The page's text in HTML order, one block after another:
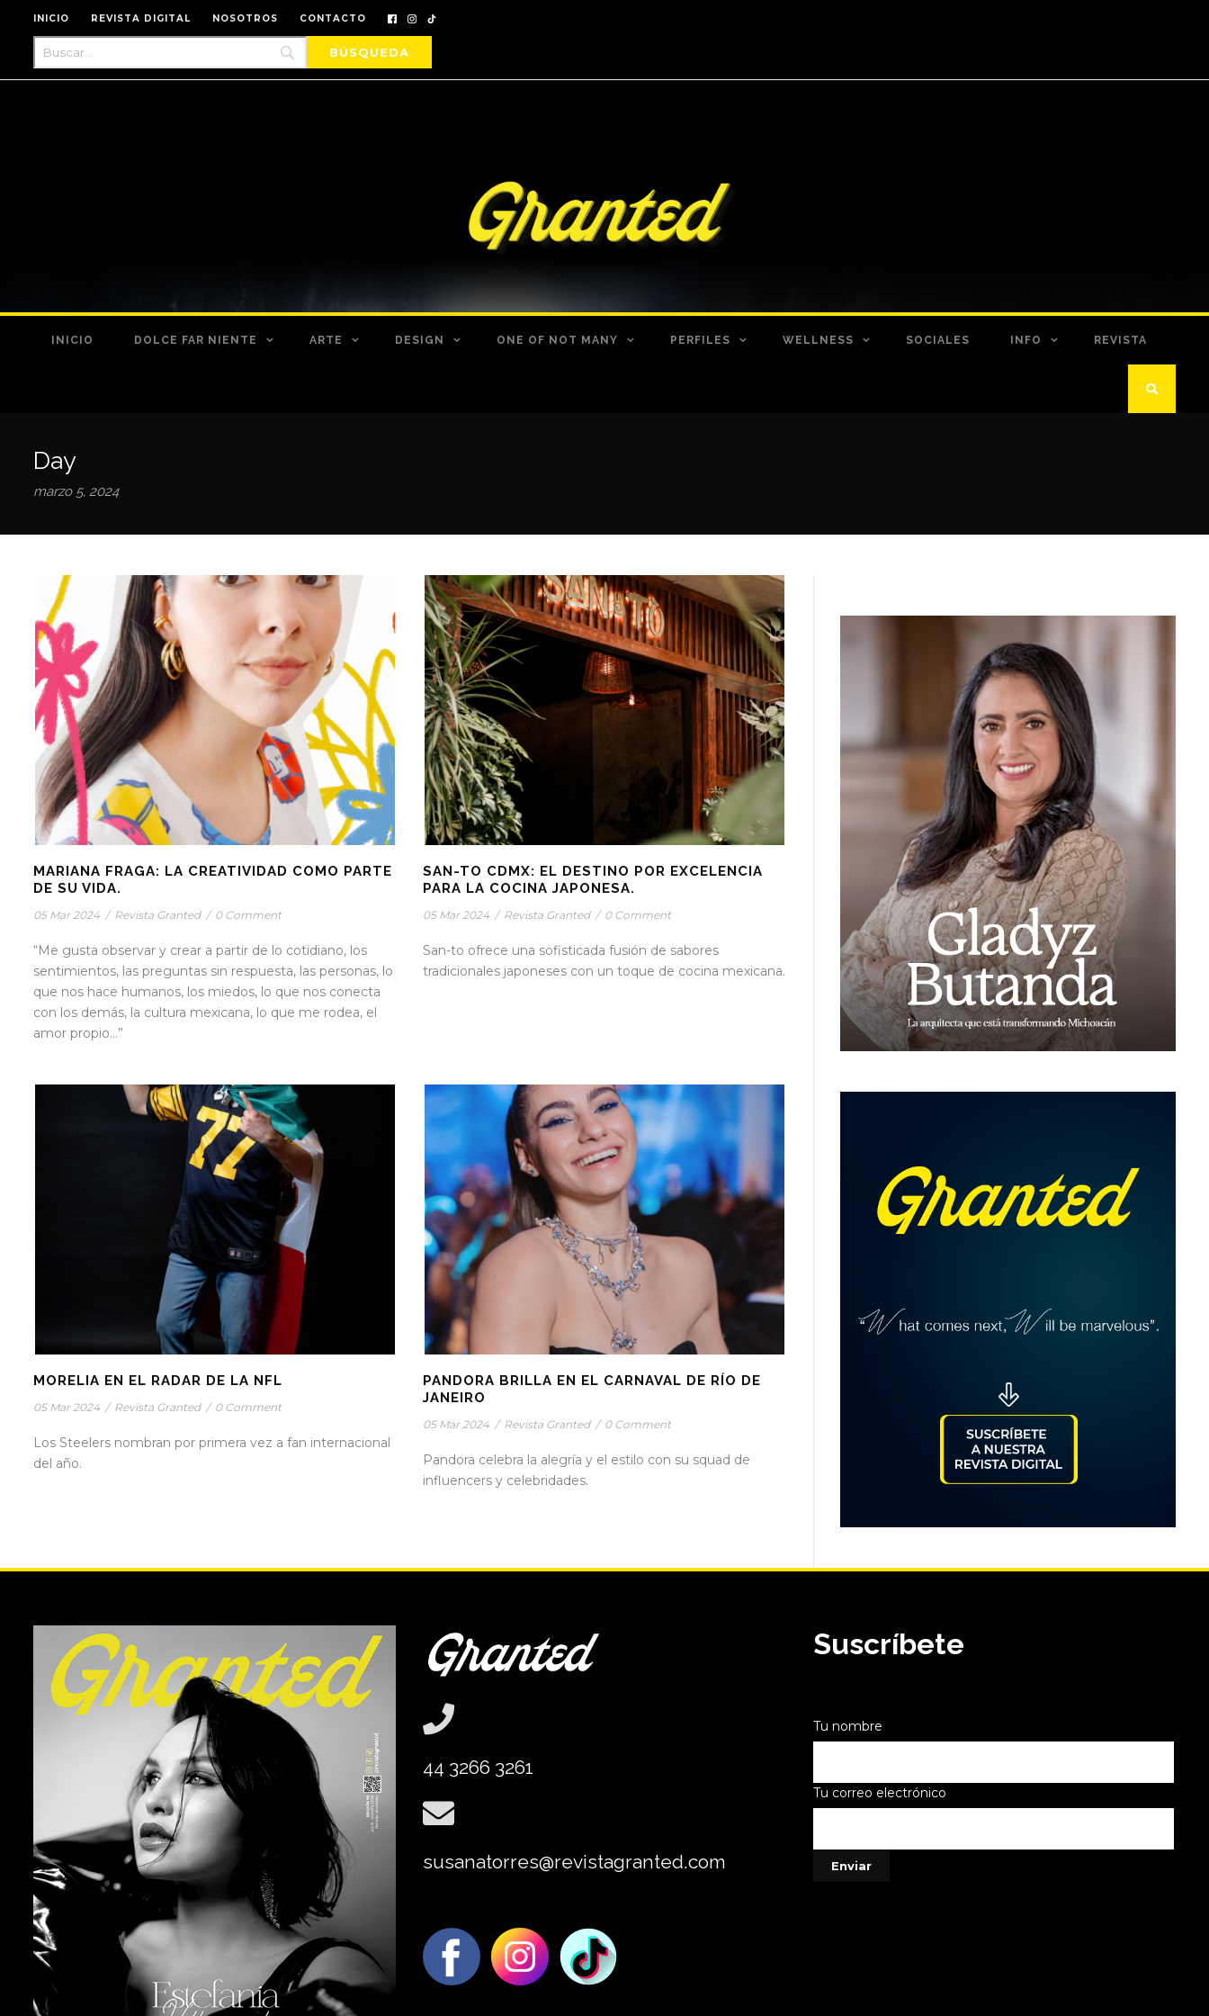
INICIO REVISTA DIGITAL NOSOTROS CONTACTO
INICIO DOLCE FAR NIENTE ARTE DESIGN ONE OF NOT MANY PERFILES WELLNESS SOCIALES INFO REVISTA
Day
marzo 5, 2024
MARIANA FRAGA: LA CREATIVIDAD COMO PARTE
DE SU VIDA.
05 Mar 2024 / Revista Granted / 0 Comment
“Me gusta observar y crear a partir de lo cotidiano, los
sentimientos, las preguntas sin respuesta, las personas, lo
que nos hace humanos, los miedos, lo que nos conecta
con los demás, la cultura mexicana, lo que me rodea, el
amor propio...”
SAN-TO CDMX: EL DESTINO POR EXCELENCIA
PARA LA COCINA JAPONESA.
05 Mar 2024 / Revista Granted / 0 Comment
San-to ofrece una sofisticada fusión de sabores
tradicionales japoneses con un toque de cocina mexicana.
MORELIA EN EL RADAR DE LA NFL
05 Mar 2024 / Revista Granted / 0 Comment
Los Steelers nombran por primera vez a fan internacional
del año.
PANDORA BRILLA EN EL CARNAVAL DE RÍO DE
JANEIRO
05 Mar 2024 / Revista Granted / 0 Comment
Pandora celebra la alegría y el estilo con su squad de
influencers y celebridades.
44 3266 3261
susanatorres@revistagranted.com
Suscríbete
Tu nombre
Tu correo electrónico